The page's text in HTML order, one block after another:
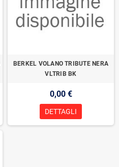
BERKEL VOLANO TRIBUTE NERA
VLTRIB BK
0,00 €
DETTAGLI